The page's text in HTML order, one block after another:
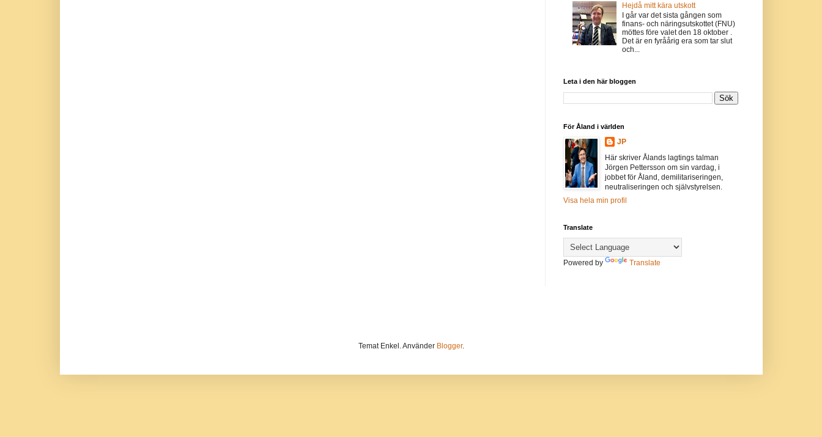
Hejdå mitt kära utskott
I går var det sista gången som
finans- och näringsutskottet (FNU)
möttes före valet den 18 oktober .
Det är en fyråårig era som tar slut
och...
Leta i den här bloggen
För Åland i världen
JP
Här skriver Ålands lagtings talman
Jörgen Pettersson om sin vardag, i
jobbet för Åland, demilitariseringen,
neutraliseringen och självstyrelsen.
Visa hela min profil
Translate
Powered by Translate
Temat Enkel. Använder Blogger.